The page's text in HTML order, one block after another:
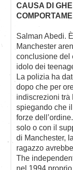
CAUSA DI
Salman Abedi.
Manchester
conclusione del
idolo dei
La polizia ha
dopo che per
indiscrezioni tra
spiegando che
forze
solo o con il
di Manchester,
ragazzo
The
nel 1994